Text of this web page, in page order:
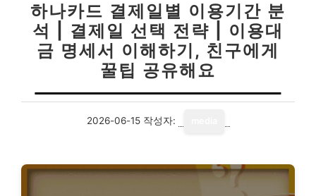
하나카드 결제일별 이용기간 분
석 | 결제일 선택 전략 | 이용대
금 명세서 이해하기, 친구에게
꿀팁 공유해요
2026-06-15 작성자: